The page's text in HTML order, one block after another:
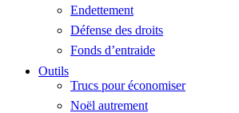
Endettement
Défense des droits
Fonds d’entraide
Outils
Trucs pour économiser
Noël autrement